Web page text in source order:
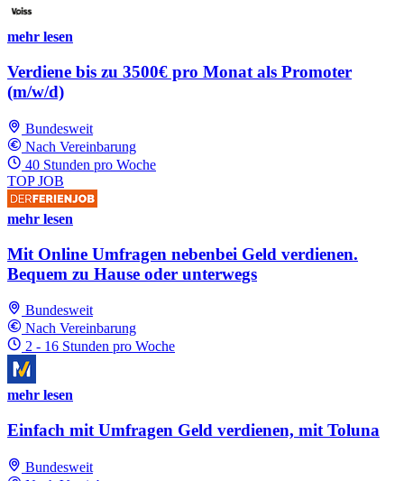
mehr lesen
Verdiene bis zu 3500€ pro Monat als Promoter
(m/w/d)
Bundesweit
Nach Vereinbarung
40 Stunden pro Woche
TOP JOB
mehr lesen
Mit Online Umfragen nebenbei Geld verdienen.
Bequem zu Hause oder unterwegs
Bundesweit
Nach Vereinbarung
2 - 16 Stunden pro Woche
mehr lesen
Einfach mit Umfragen Geld verdienen, mit Toluna
Bundesweit